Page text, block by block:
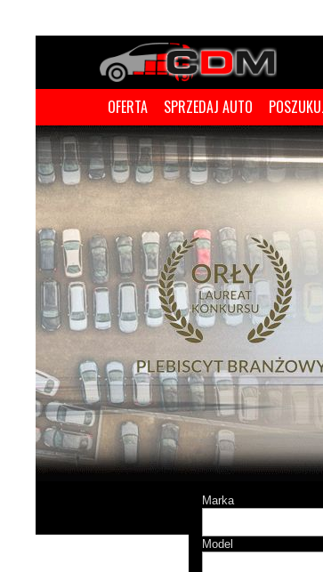
OFERTA SPRZEDAJ AUTO
Marka
Model